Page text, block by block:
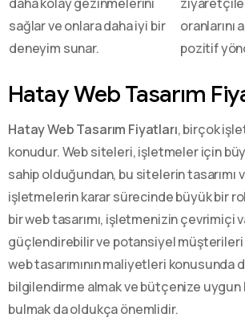
sağlar ve onlara daha iyi bir
deneyim sunar.
oranlarını
pozitif
Hatay Web Tasarım
Hatay Web Tasarım Fiyatları, birçok
konudur. Web siteleri, işletmeler için
sahip olduğundan, bu sitelerin tasarımı
işletmelerin karar sürecinde büyük bir
bir web tasarımı, işletmenizin çevrimiçi
güçlendirebilir ve potansiyel müşterileri
web tasarımının maliyetleri konusunda
bilgilendirme almak ve bütçenize
bulmak da oldukça önemlidir.